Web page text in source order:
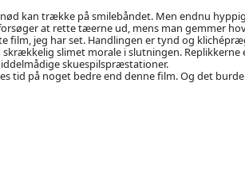
kan trække på smilebåndet. Men endnu
at rette tæerne ud, mens man gemmer
film, jeg har set. Handlingen er tynd og
slimet morale i slutningen.
skuespilspræstationer.
tid på noget bedre end denne film. Og det